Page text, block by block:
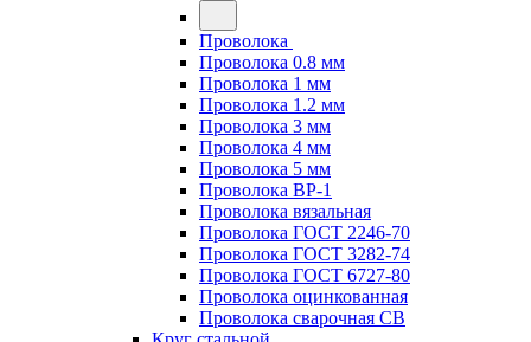
Проволока
Проволока 0.8 мм
Проволока 1 мм
Проволока 1.2 мм
Проволока 3 мм
Проволока 4 мм
Проволока 5 мм
Проволока ВР-1
Проволока вязальная
Проволока ГОСТ 2246-70
Проволока ГОСТ 3282-74
Проволока ГОСТ 6727-80
Проволока оцинкованная
Проволока сварочная СВ